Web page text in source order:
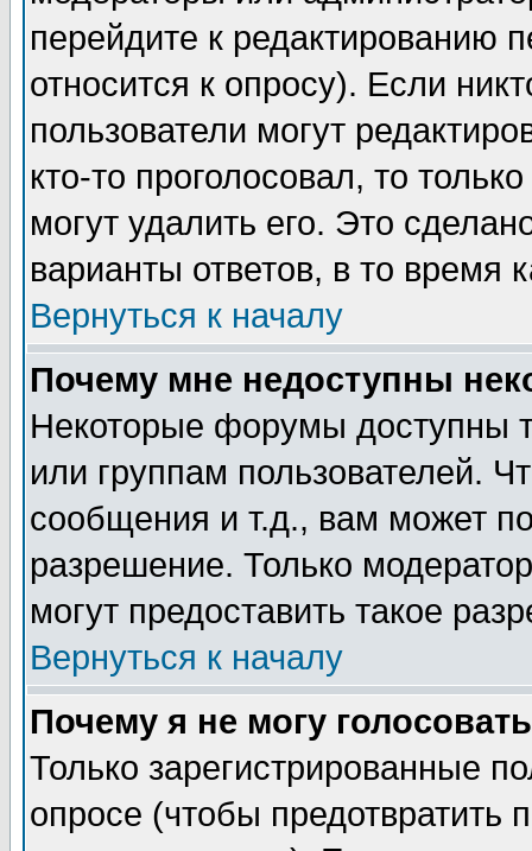
перейдите к редактированию
относится к опросу). Если
пользователи могут
кто-то проголосовал, то
могут удалить его. Это
варианты ответов, в то время
Вернуться к началу
Почему мне недоступны
Некоторые форумы доступны
или группам пользователей.
сообщения и т.д., вам может
разрешение. Только
могут предоставить такое
Вернуться к началу
Почему я не могу
Только зарегистрированные
опросе (чтобы предотвратить